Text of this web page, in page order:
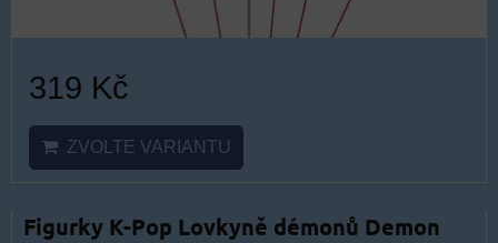
319 Kč
ZVOLTE VARIANTU
Figurky K-Pop Lovkyně démonů Demon